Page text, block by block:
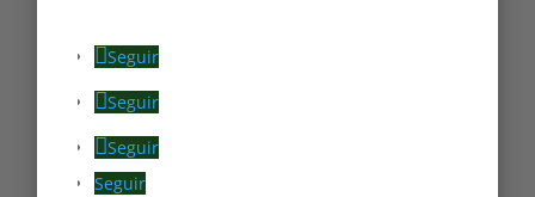
Seguir
Seguir
Seguir
Seguir